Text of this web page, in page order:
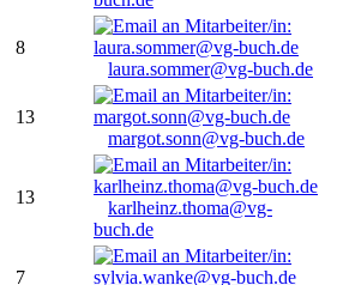
8
laura.sommer@vg-buch.de
13
margot.sonn@vg-buch.de
13
karlheinz.thoma@vg-
buch.de
7